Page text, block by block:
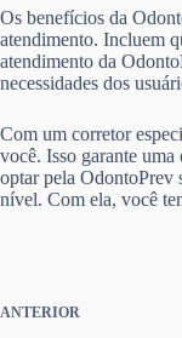
Os benefícios da
atendimento. Incluem
atendimento da
necessidades dos
Com um corretor
você. Isso garante
optar pela OdontoPrev
nível. Com ela, você
ANTERIOR